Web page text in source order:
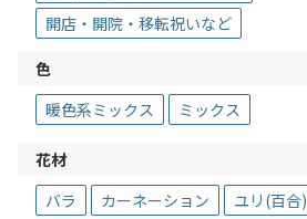
開店・開院・移転祝いなど
色
暖色系ミックス
ミックス
花材
バラ
カーネーション ユリ(百合)